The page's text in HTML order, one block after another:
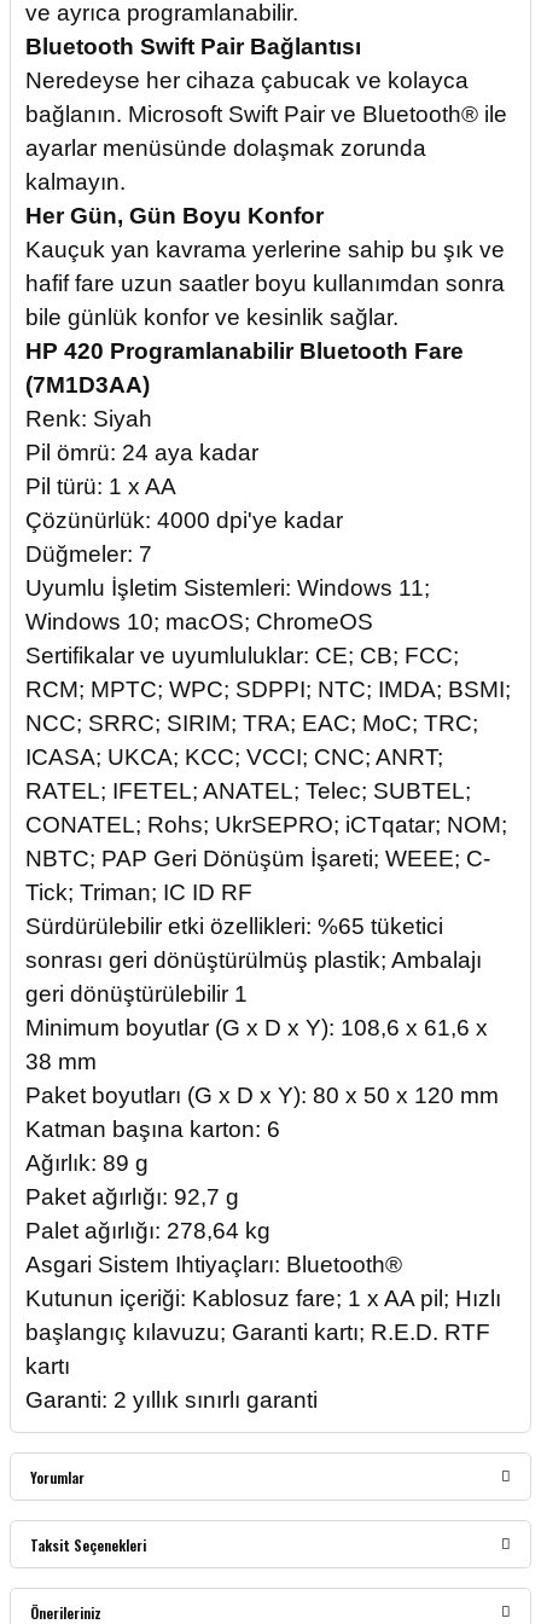
ve ayrıca programlanabilir.
Bluetooth Swift Pair Bağlantısı
Neredeyse her cihaza çabucak ve kolayca
bağlanın. Microsoft Swift Pair ve Bluetooth® ile
ayarlar menüsünde dolaşmak zorunda
kalmayın.
Her Gün, Gün Boyu Konfor
Kauçuk yan kavrama yerlerine sahip bu şık ve
hafif fare uzun saatler boyu kullanımdan sonra
bile günlük konfor ve kesinlik sağlar.
HP 420 Programlanabilir Bluetooth Fare
(7M1D3AA)
Renk: Siyah
Pil ömrü: 24 aya kadar
Pil türü: 1 x AA
Çözünürlük: 4000 dpi'ye kadar
Düğmeler: 7
Uyumlu İşletim Sistemleri: Windows 11;
Windows 10; macOS; ChromeOS
Sertifikalar ve uyumluluklar: CE; CB; FCC;
RCM; MPTC; WPC; SDPPI; NTC; IMDA; BSMI;
NCC; SRRC; SIRIM; TRA; EAC; MoC; TRC;
ICASA; UKCA; KCC; VCCI; CNC; ANRT;
RATEL; IFETEL; ANATEL; Telec; SUBTEL;
CONATEL; Rohs; UkrSEPRO; iCTqatar; NOM;
NBTC; PAP Geri Dönüşüm İşareti; WEEE; C-
Tick; Triman; IC ID RF
Sürdürülebilir etki özellikleri: %65 tüketici
sonrası geri dönüştürülmüş plastik; Ambalajı
geri dönüştürülebilir 1
Minimum boyutlar (G x D x Y): 108,6 x 61,6 x
38 mm
Paket boyutları (G x D x Y): 80 x 50 x 120 mm
Katman başına karton: 6
Ağırlık: 89 g
Paket ağırlığı: 92,7 g
Palet ağırlığı: 278,64 kg
Asgari Sistem Ihtiyaçları: Bluetooth®
Kutunun içeriği: Kablosuz fare; 1 x AA pil; Hızlı
başlangıç kılavuzu; Garanti kartı; R.E.D. RTF
kartı
Garanti: 2 yıllık sınırlı garanti
Yorumlar
Bu ürüne ilk yorumu siz yapın!
Taksit Seçenekleri
Önerileriniz